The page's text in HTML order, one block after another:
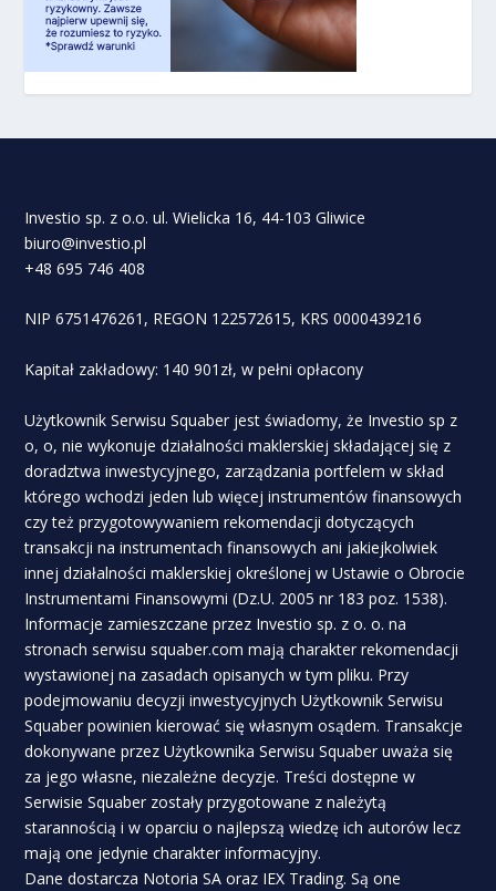
Investio sp. z o.o. ul. Wielicka 16, 44-103 Gliwice
biuro@investio.pl
+48 695 746 408
NIP 6751476261, REGON 122572615, KRS 0000439216
Kapitał zakładowy: 140 901zł, w pełni opłacony
Użytkownik Serwisu Squaber jest świadomy, że Investio sp z
o, o, nie wykonuje działalności maklerskiej składającej się z
doradztwa inwestycyjnego, zarządzania portfelem w skład
którego wchodzi jeden lub więcej instrumentów finansowych
czy też przygotowywaniem rekomendacji dotyczących
transakcji na instrumentach finansowych ani jakiejkolwiek
innej działalności maklerskiej określonej w Ustawie o Obrocie
Instrumentami Finansowymi (Dz.U. 2005 nr 183 poz. 1538).
Informacje zamieszczane przez Investio sp. z o. o. na
stronach serwisu squaber.com mają charakter rekomendacji
wystawionej na zasadach opisanych w tym pliku. Przy
podejmowaniu decyzji inwestycyjnych Użytkownik Serwisu
Squaber powinien kierować się własnym osądem. Transakcje
dokonywane przez Użytkownika Serwisu Squaber uważa się
za jego własne, niezależne decyzje. Treści dostępne w
Serwisie Squaber zostały przygotowane z należytą
starannością i w oparciu o najlepszą wiedzę ich autorów lecz
mają one jedynie charakter informacyjny.
Dane dostarcza Notoria SA oraz IEX Trading. Są one